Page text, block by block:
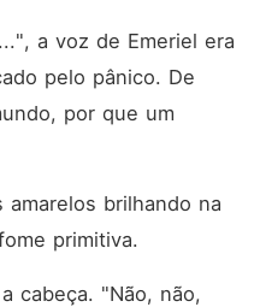
a voz de Emeriel era
pelo pânico. De
por que um
brilhando na
primitiva.
cabeça. "Não, não,